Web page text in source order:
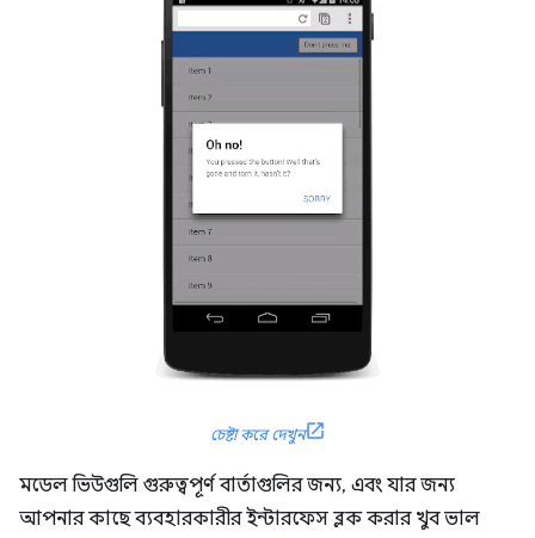
চেষ্টা করে দেখুন
মডেল ভিউগুলি গুরুত্বপূর্ণ বার্তাগুলির জন্য, এবং যার জন্য
আপনার কাছে ব্যবহারকারীর ইন্টারফেস ব্লক করার খুব ভাল